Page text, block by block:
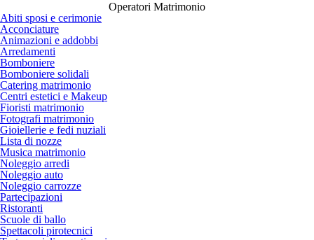
Operatori Matrimonio
Abiti sposi e cerimonie
Acconciature
Animazioni e addobbi
Arredamenti
Bomboniere
Bomboniere solidali
Catering matrimonio
Centri estetici e Makeup
Fioristi matrimonio
Fotografi matrimonio
Gioiellerie e fedi nuziali
Lista di nozze
Musica matrimonio
Noleggio arredi
Noleggio auto
Noleggio carrozze
Partecipazioni
Ristoranti
Scuole di ballo
Spettacoli pirotecnici